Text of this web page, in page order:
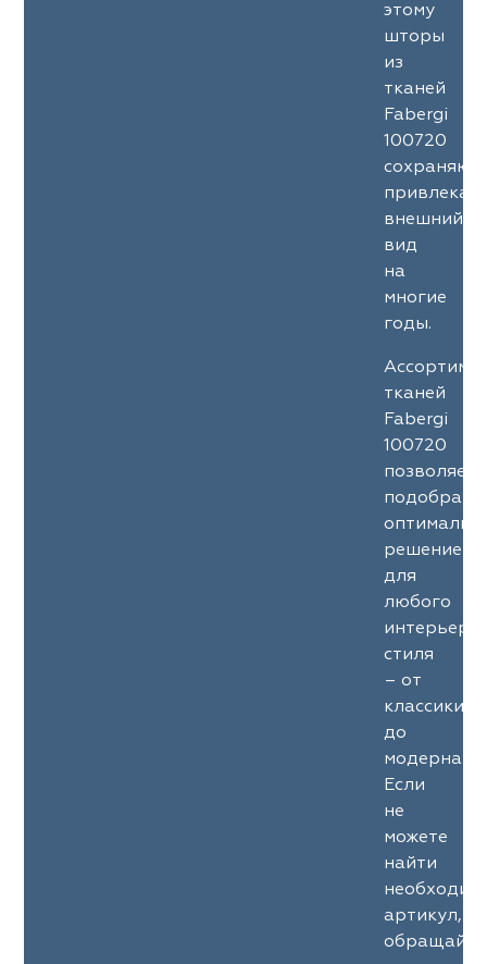
этому
шторы
из
тканей
Fabergi
100720
сохраняют
внешний
вид
на
многие
годы.
тканей
Fabergi
100720
позволяет
подобрать
решение
для
любого
стиля
– от
классики
до
модерна.
Если
не
можете
найти
артикул,